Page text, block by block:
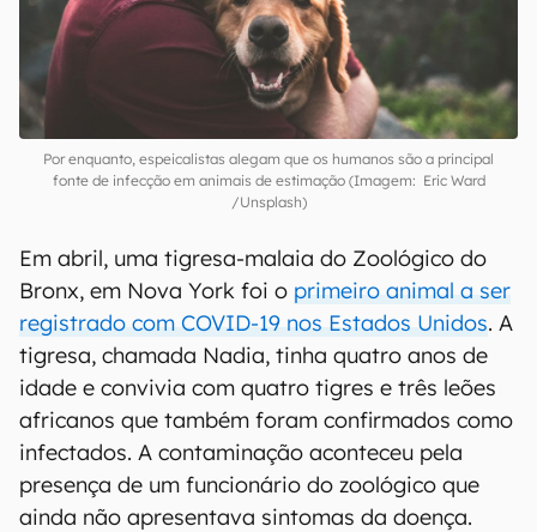
fonte de infecção em animais de estimação (Imagem: Eric Ward
/Unsplash)